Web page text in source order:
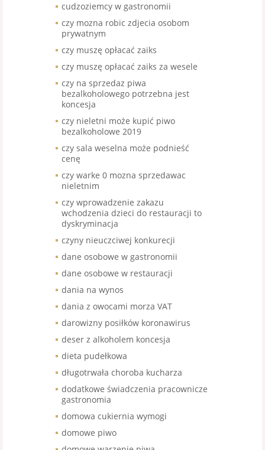
cudzoziemcy w gastronomii
czy mozna robic zdjecia osobom
prywatnym
czy muszę opłacać zaiks
czy muszę opłacać zaiks za wesele
czy na sprzedaz piwa
bezalkoholowego potrzebna jest
koncesja
czy nieletni może kupić piwo
bezalkoholowe 2019
czy sala weselna może podnieść
cenę
czy warke 0 mozna sprzedawac
nieletnim
czy wprowadzenie zakazu
wchodzenia dzieci do restauracji to
dyskryminacja
czyny nieuczciwej konkurecji
dane osobowe w gastronomii
dane osobowe w restauracji
dania na wynos
dania z owocami morza VAT
darowizny posiłków koronawirus
deser z alkoholem koncesja
dieta pudełkowa
długotrwała choroba kucharza
dodatkowe świadczenia pracownicze
gastronomia
domowa cukiernia wymogi
domowe piwo